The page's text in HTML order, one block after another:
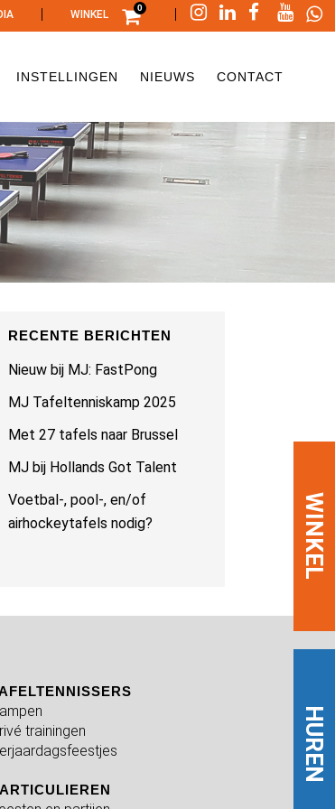
| WINKEL
0 |
INSTELLINGEN NIEUWS CONTACT
HUREN
WINKEL
RECENTE BERICHTEN
Nieuw bij MJ: FastPong
MJ Tafeltenniskamp 2025
Met 27 tafels naar Brussel
MJ bij Hollands Got Talent
Voetbal-, pool-, en/of
airhockeytafels nodig?
trainingen